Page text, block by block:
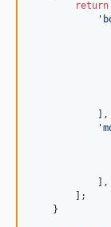
dev-mvc-test-
return
'
            ],
'
            ],
        ];
    }